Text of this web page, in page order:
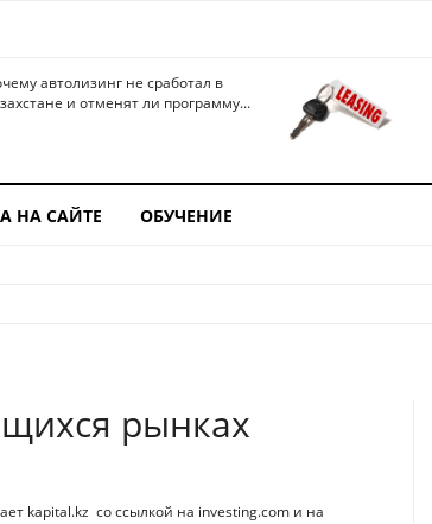
автолизинг не сработал в
и отменят ли программу...
НА САЙТЕ ОБУЧЕНИЕ
рынках
kapital.kz со ссылкой на investing.com и на